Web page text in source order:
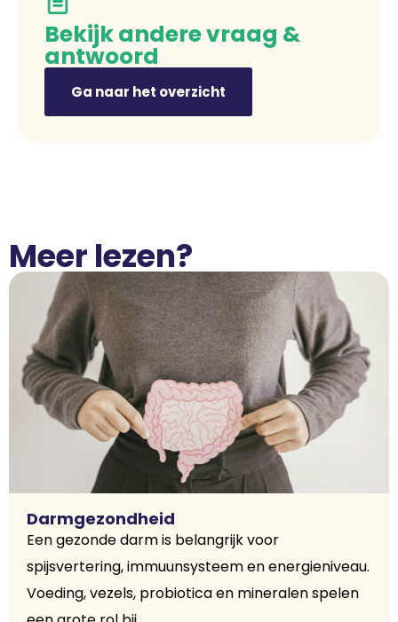
Bekijk andere vraag &
antwoord
Ga naar het overzicht
Meer lezen?
Darmgezondheid
Een gezonde darm is belangrijk voor
spijsvertering, immuunsysteem en energieniveau.
Voeding, vezels, probiotica en mineralen spelen